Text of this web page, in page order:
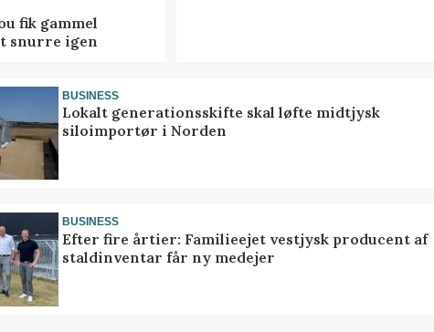
fik gammel
snurre igen
BUSINESS
Lokalt generationsskifte skal løfte midtjysk
siloimportør i Norden
BUSINESS
Efter fire årtier: Familieejet vestjysk producent af
staldinventar får ny medejer